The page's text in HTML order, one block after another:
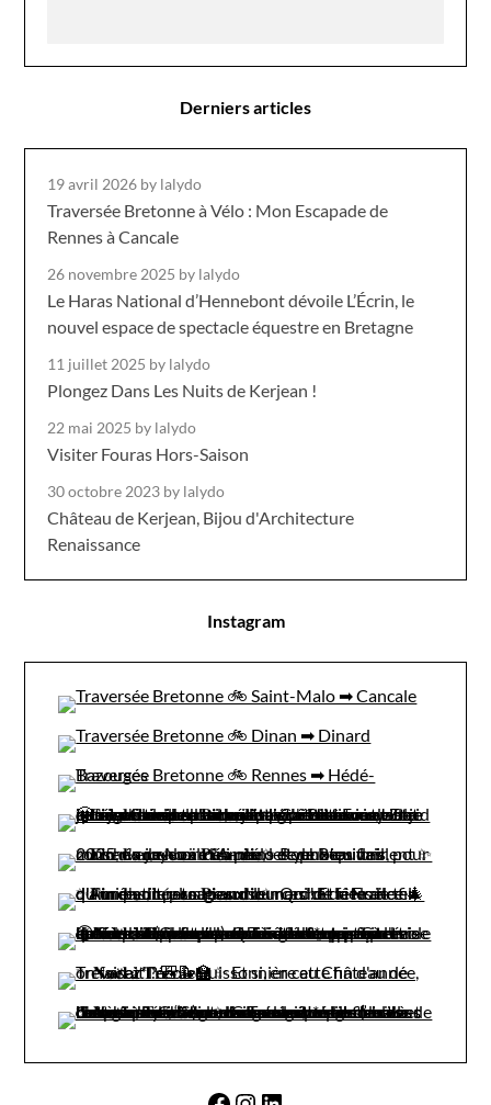
Derniers articles
19 avril 2026 by lalydo
Traversée Bretonne à Vélo : Mon Escapade de
Rennes à Cancale
26 novembre 2025 by lalydo
Le Haras National d’Hennebont dévoile L’Écrin, le
nouvel espace de spectacle équestre en Bretagne
11 juillet 2025 by lalydo
Plongez Dans Les Nuits de Kerjean !
22 mai 2025 by lalydo
Visiter Fouras Hors-Saison
30 octobre 2023 by lalydo
Château de Kerjean, Bijou d'Architecture
Renaissance
Instagram